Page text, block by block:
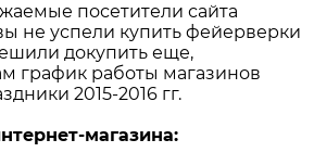
посетители сайта
не успели купить фейерверки
докупить еще,
график работы магазинов
2015-2016 гг.
магазина: